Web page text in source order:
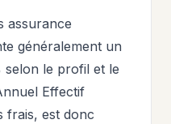
assurance
généralement un
le profil et le
Effectif
frais, est donc